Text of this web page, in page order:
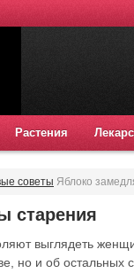
Растения
советы Яблоко
старения
выглядеть
но и об остальных